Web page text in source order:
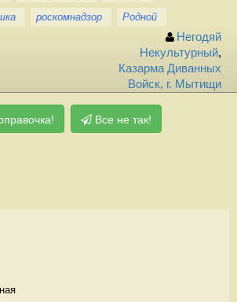
роскомнадзор Родной
Негодяй
Некультурный,
Казарма Диванных
Войск, г. Мытищи
Все не так!